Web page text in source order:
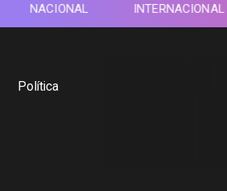
NACIONAL INTERNACIONAL
Política